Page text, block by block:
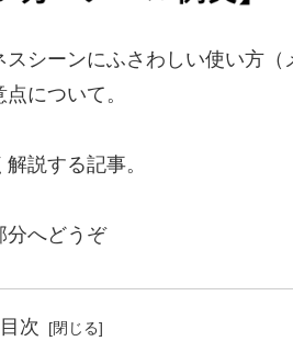
シーンにふさわしい使い方（
について。
説する記事。
分へどうぞ
目次